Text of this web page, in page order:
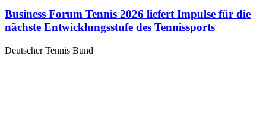
Business Forum Tennis 2026 liefert Impulse für die
nächste Entwicklungsstufe des Tennissports
Deutscher Tennis Bund